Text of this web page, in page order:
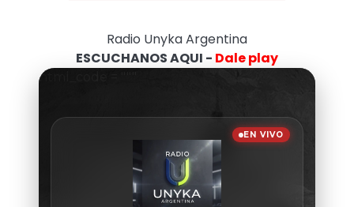
Radio Unyka Argentina
ESCUCHANOS AQUI - Dale play